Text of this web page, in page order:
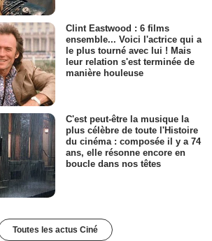
Clint Eastwood : 6 films
ensemble... Voici l'actrice qui a
le plus tourné avec lui ! Mais
leur relation s'est terminée de
manière houleuse
C'est peut-être la musique la
plus célèbre de toute l'Histoire
du cinéma : composée il y a 74
ans, elle résonne encore en
boucle dans nos têtes
Toutes les actus Ciné